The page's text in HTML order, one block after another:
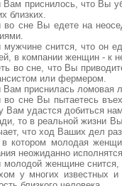
Вам приснилось, что Вы
близких.
во сне Вы едете на
мужчине снится, что он
в компании женщин - к
во сне, что Вы
или фермером.
Вам приснилась ломовая
во сне Вы пытаетесь
Вам удастся добиться
то в реальной жизни
что ход Ваших дел
котором молодая
неожиданно
молодой женщине снится,
у многих известных